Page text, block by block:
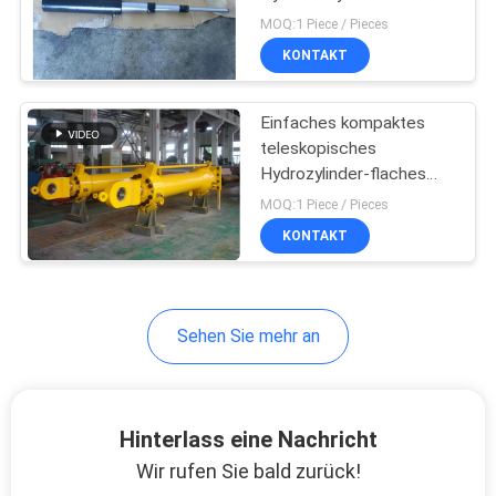
Industrielle
Hydraulische
Zylinder
27
Thermische Spray-
MOQ:1 Piece / Pieces
KONTAKT
Einfaches kompaktes
teleskopisches
Hydrozylinder-flaches
Tor mit dem Fall
umgedreht
MOQ:1 Piece / Pieces
KONTAKT
Sehen Sie mehr an
Hinterlass eine Nachricht
Wir rufen Sie bald zurück!